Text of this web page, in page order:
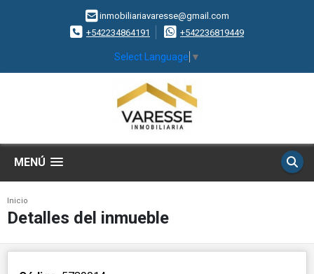
inmobiliariavaresse@gmail.com
+542234864191
+542236819449
Select Language ▼
MENÚ
Inicio
Detalles del inmueble